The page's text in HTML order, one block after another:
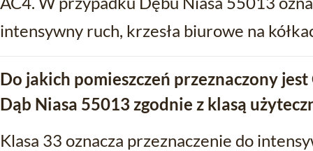
intensywny ruch, krzesła biurowe na
Do jakich pomieszczeń przeznaczony
Dąb Niasa 55013 zgodnie z klasą
Klasa 33 oznacza przeznaczenie do